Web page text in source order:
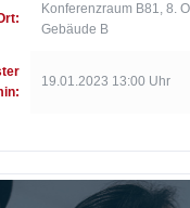
Konferenzraum B81, 8.
Gebäude B
19.01.2023 13:00 Uhr